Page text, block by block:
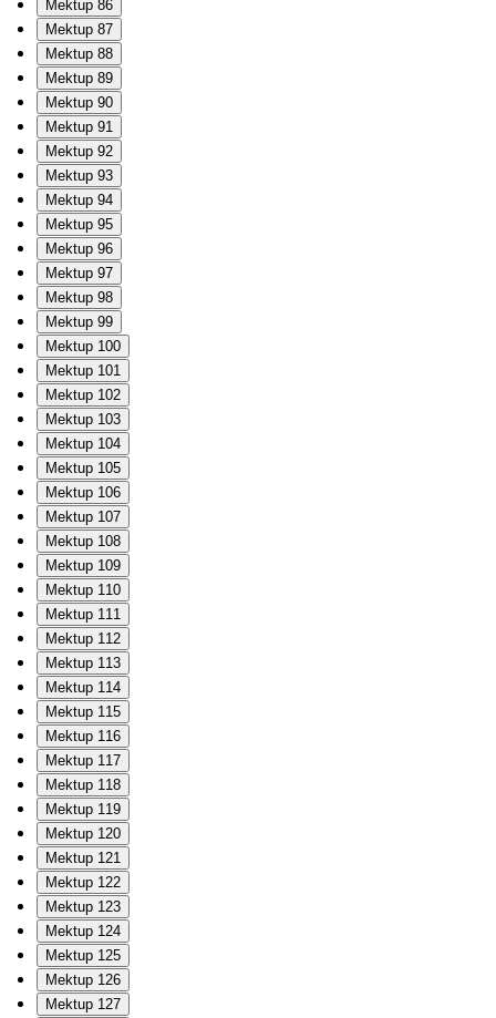
Mektup 86
Mektup 87
Mektup 88
Mektup 89
Mektup 90
Mektup 91
Mektup 92
Mektup 93
Mektup 94
Mektup 95
Mektup 96
Mektup 97
Mektup 98
Mektup 99
Mektup 100
Mektup 101
Mektup 102
Mektup 103
Mektup 104
Mektup 105
Mektup 106
Mektup 107
Mektup 108
Mektup 109
Mektup 110
Mektup 111
Mektup 112
Mektup 113
Mektup 114
Mektup 115
Mektup 116
Mektup 117
Mektup 118
Mektup 119
Mektup 120
Mektup 121
Mektup 122
Mektup 123
Mektup 124
Mektup 125
Mektup 126
Mektup 127